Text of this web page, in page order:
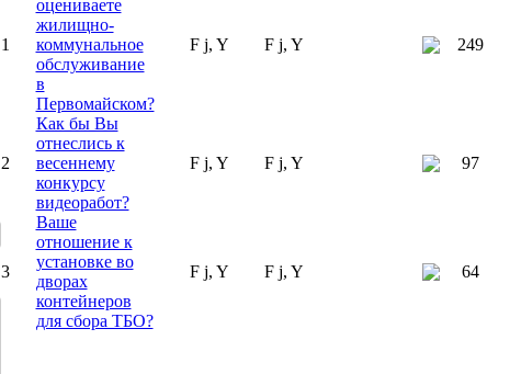
1
оцениваете
жилищно-
коммунальное
обслуживание
в
Первомайском?
F j, Y F j, Y 249
2
Как бы Вы
отнеслись к
весеннему
конкурсу
видеоработ?
F j, Y F j, Y 97
3
Ваше
отношение к
установке во
дворах
контейнеров
для сбора ТБО?
F j, Y F j, Y 64